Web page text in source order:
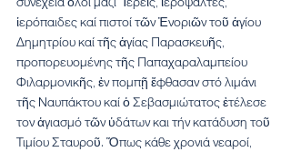
ἱερόπαιδες καί πιστοί τῶν Ἐνοριῶν τοῦ ἁγίου
Δημητρίου καί τῆς ἁγίας Παρασκευῆς,
προπορευομένης τῆς Παπαχαραλαμπείου
Φιλαρμονικῆς, ἐν πομπῇ ἔφθασαν στό λιμάνι
τῆς Ναυπάκτου καί ὁ Σεβασμιώτατος ἐτέλεσε
τον ἁγιασμό τῶν ὑδάτων και τήν κατάδυση τοῦ
Τιμίου Σταυροῦ. Ὅπως κάθε χρονιά νεαροί,